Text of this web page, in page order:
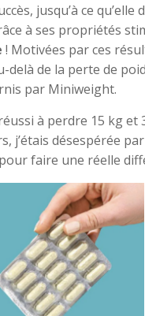
jusqu’à ce
à ses propriétés
! Motivées par ces
delà de la perte de
par Miniweight.
à perdre 15 kg
j’étais désespérée
faire une réelle